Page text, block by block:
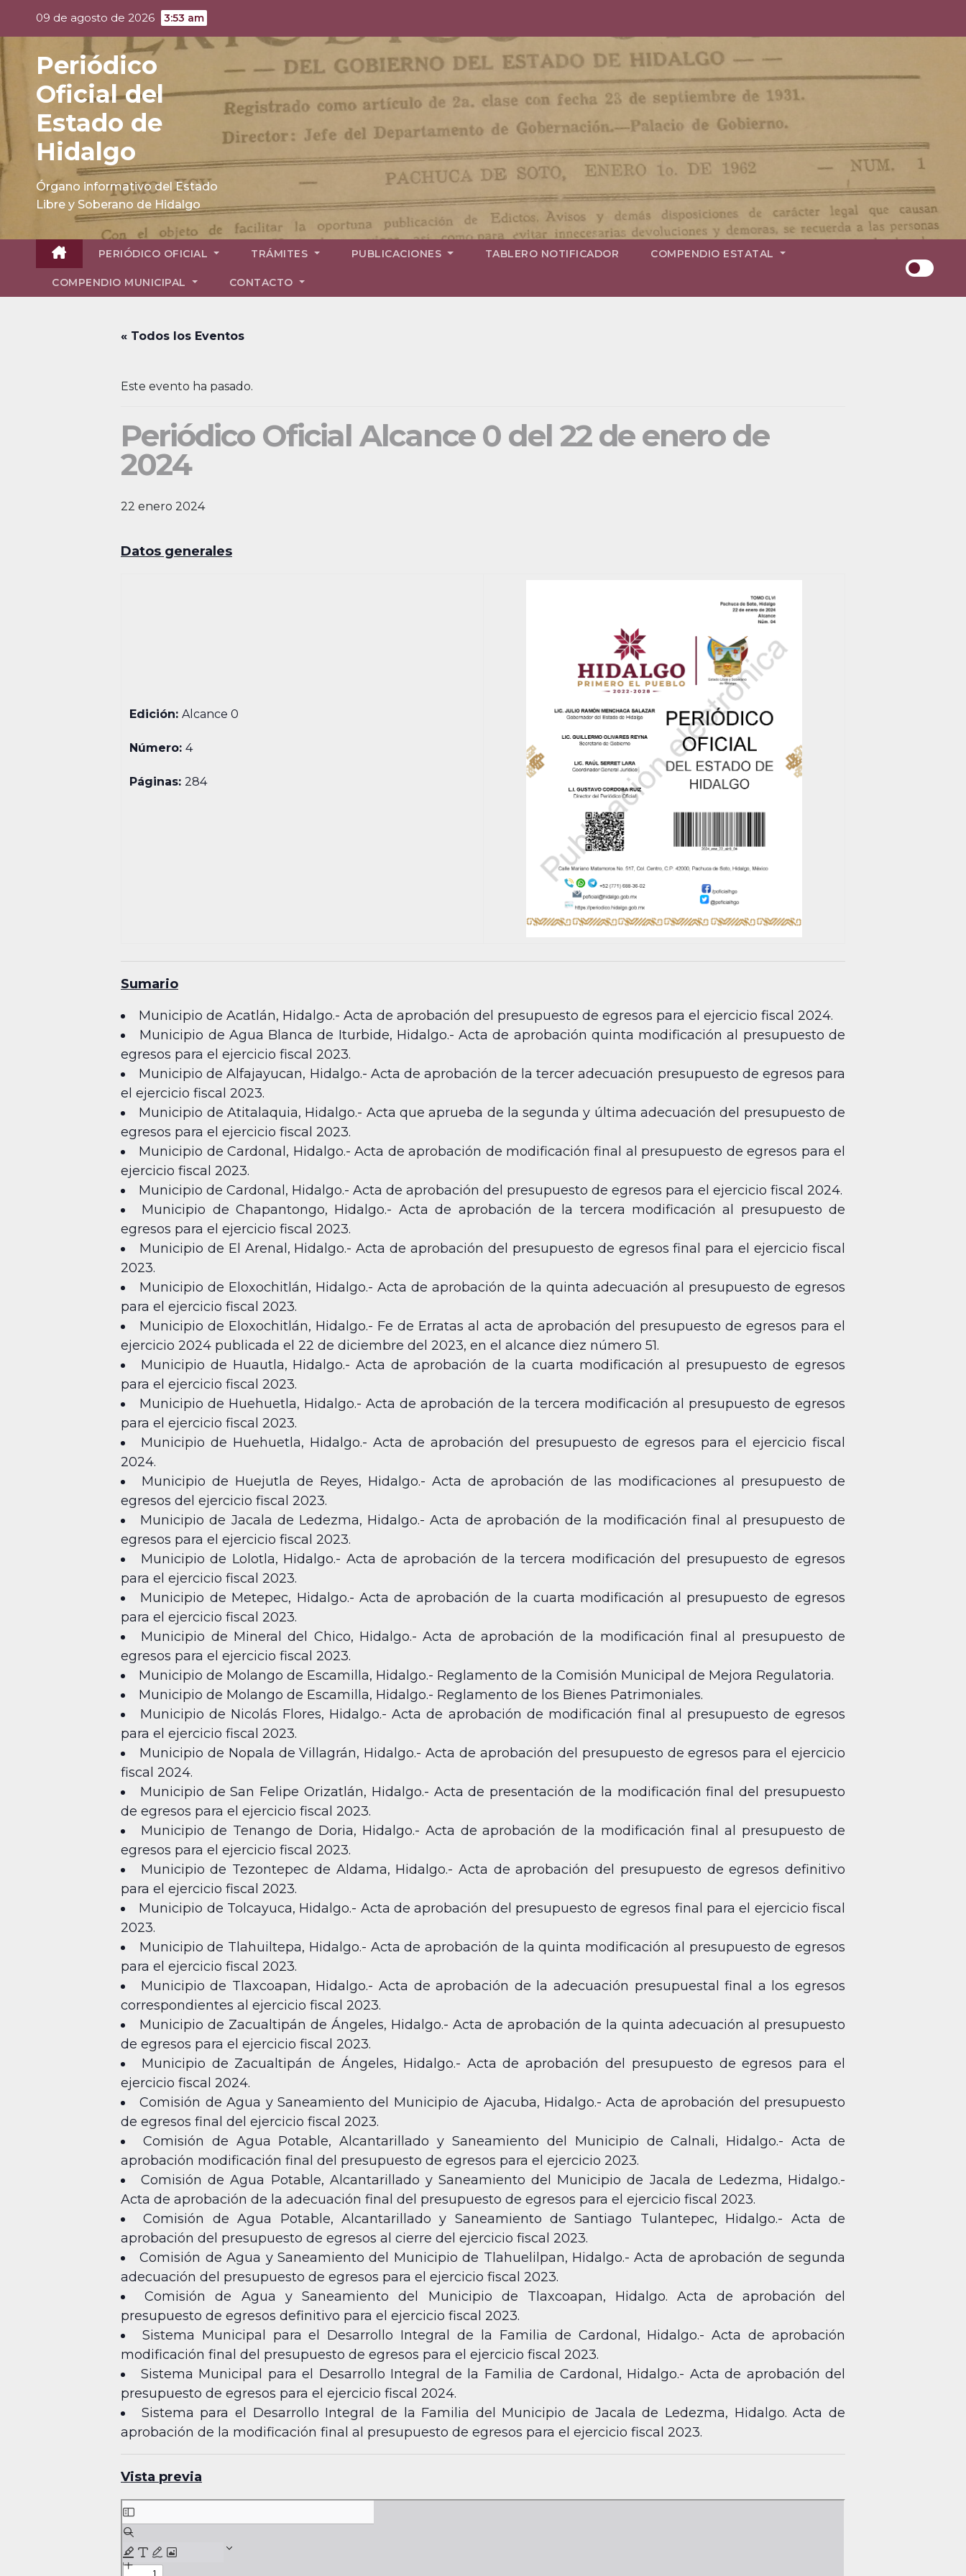
09 de agosto de 2026 3:53 am
Periódico
Oficial del
Estado de
Hidalgo
Órgano informativo del Estado
Libre y Soberano de Hidalgo
PERIÓDICO OFICIAL TRÁMITES PUBLICACIONES TABLERO NOTIFICADOR COMPENDIO ESTATAL
COMPENDIO MUNICIPAL CONTACTO
« Todos los Eventos
Este evento ha pasado.
Periódico Oficial Alcance 0 del 22 de enero de
2024
22 enero 2024
Datos generales
Edición:Alcance 0
Número:4
Páginas:284
Sumario
Municipio de Acatlán, Hidalgo.- Acta de aprobación del presupuesto de egresos para el ejercicio fiscal 2024.
Municipio de Agua Blanca de Iturbide, Hidalgo.- Acta de aprobación quinta modificación al presupuesto de
egresos para el ejercicio fiscal 2023.
Municipio de Alfajayucan, Hidalgo.- Acta de aprobación de la tercer adecuación presupuesto de egresos para
el ejercicio fiscal 2023.
Municipio de Atitalaquia, Hidalgo.- Acta que aprueba de la segunda y última adecuación del presupuesto de
egresos para el ejercicio fiscal 2023.
Municipio de Cardonal, Hidalgo.- Acta de aprobación de modificación final al presupuesto de egresos para el
ejercicio fiscal 2023.
Municipio de Cardonal, Hidalgo.- Acta de aprobación del presupuesto de egresos para el ejercicio fiscal 2024.
Municipio de Chapantongo, Hidalgo.- Acta de aprobación de la tercera modificación al presupuesto de
egresos para el ejercicio fiscal 2023.
Municipio de El Arenal, Hidalgo.- Acta de aprobación del presupuesto de egresos final para el ejercicio fiscal
2023.
Municipio de Eloxochitlán, Hidalgo.- Acta de aprobación de la quinta adecuación al presupuesto de egresos
para el ejercicio fiscal 2023.
Municipio de Eloxochitlán, Hidalgo.- Fe de Erratas al acta de aprobación del presupuesto de egresos para el
ejercicio 2024 publicada el 22 de diciembre del 2023, en el alcance diez número 51.
Municipio de Huautla, Hidalgo.- Acta de aprobación de la cuarta modificación al presupuesto de egresos
para el ejercicio fiscal 2023.
Municipio de Huehuetla, Hidalgo.- Acta de aprobación de la tercera modificación al presupuesto de egresos
para el ejercicio fiscal 2023.
Municipio de Huehuetla, Hidalgo.- Acta de aprobación del presupuesto de egresos para el ejercicio fiscal
2024.
Municipio de Huejutla de Reyes, Hidalgo.- Acta de aprobación de las modificaciones al presupuesto de
egresos del ejercicio fiscal 2023.
Municipio de Jacala de Ledezma, Hidalgo.- Acta de aprobación de la modificación final al presupuesto de
egresos para el ejercicio fiscal 2023.
Municipio de Lolotla, Hidalgo.- Acta de aprobación de la tercera modificación del presupuesto de egresos
para el ejercicio fiscal 2023.
Municipio de Metepec, Hidalgo.- Acta de aprobación de la cuarta modificación al presupuesto de egresos
para el ejercicio fiscal 2023.
Municipio de Mineral del Chico, Hidalgo.- Acta de aprobación de la modificación final al presupuesto de
egresos para el ejercicio fiscal 2023.
Municipio de Molango de Escamilla, Hidalgo.- Reglamento de la Comisión Municipal de Mejora Regulatoria.
Municipio de Molango de Escamilla, Hidalgo.- Reglamento de los Bienes Patrimoniales.
Municipio de Nicolás Flores, Hidalgo.- Acta de aprobación de modificación final al presupuesto de egresos
para el ejercicio fiscal 2023.
Municipio de Nopala de Villagrán, Hidalgo.- Acta de aprobación del presupuesto de egresos para el ejercicio
fiscal 2024.
Municipio de San Felipe Orizatlán, Hidalgo.- Acta de presentación de la modificación final del presupuesto
de egresos para el ejercicio fiscal 2023.
Municipio de Tenango de Doria, Hidalgo.- Acta de aprobación de la modificación final al presupuesto de
egresos para el ejercicio fiscal 2023.
Municipio de Tezontepec de Aldama, Hidalgo.- Acta de aprobación del presupuesto de egresos definitivo
para el ejercicio fiscal 2023.
Municipio de Tolcayuca, Hidalgo.- Acta de aprobación del presupuesto de egresos final para el ejercicio fiscal
2023.
Municipio de Tlahuiltepa, Hidalgo.- Acta de aprobación de la quinta modificación al presupuesto de egresos
para el ejercicio fiscal 2023.
Municipio de Tlaxcoapan, Hidalgo.- Acta de aprobación de la adecuación presupuestal final a los egresos
correspondientes al ejercicio fiscal 2023.
Municipio de Zacualtipán de Ángeles, Hidalgo.- Acta de aprobación de la quinta adecuación al presupuesto
de egresos para el ejercicio fiscal 2023.
Municipio de Zacualtipán de Ángeles, Hidalgo.- Acta de aprobación del presupuesto de egresos para el
ejercicio fiscal 2024.
Comisión de Agua y Saneamiento del Municipio de Ajacuba, Hidalgo.- Acta de aprobación del presupuesto
de egresos final del ejercicio fiscal 2023.
Comisión de Agua Potable, Alcantarillado y Saneamiento del Municipio de Calnali, Hidalgo.- Acta de
aprobación modificación final del presupuesto de egresos para el ejercicio 2023.
Comisión de Agua Potable, Alcantarillado y Saneamiento del Municipio de Jacala de Ledezma, Hidalgo.-
Acta de aprobación de la adecuación final del presupuesto de egresos para el ejercicio fiscal 2023.
Comisión de Agua Potable, Alcantarillado y Saneamiento de Santiago Tulantepec, Hidalgo.- Acta de
aprobación del presupuesto de egresos al cierre del ejercicio fiscal 2023.
Comisión de Agua y Saneamiento del Municipio de Tlahuelilpan, Hidalgo.- Acta de aprobación de segunda
adecuación del presupuesto de egresos para el ejercicio fiscal 2023.
Comisión de Agua y Saneamiento del Municipio de Tlaxcoapan, Hidalgo. Acta de aprobación del
presupuesto de egresos definitivo para el ejercicio fiscal 2023.
Sistema Municipal para el Desarrollo Integral de la Familia de Cardonal, Hidalgo.- Acta de aprobación
modificación final del presupuesto de egresos para el ejercicio fiscal 2023.
Sistema Municipal para el Desarrollo Integral de la Familia de Cardonal, Hidalgo.- Acta de aprobación del
presupuesto de egresos para el ejercicio fiscal 2024.
Sistema para el Desarrollo Integral de la Familia del Municipio de Jacala de Ledezma, Hidalgo. Acta de
aprobación de la modificación final al presupuesto de egresos para el ejercicio fiscal 2023.
Vista previa
Skip
to
PDF